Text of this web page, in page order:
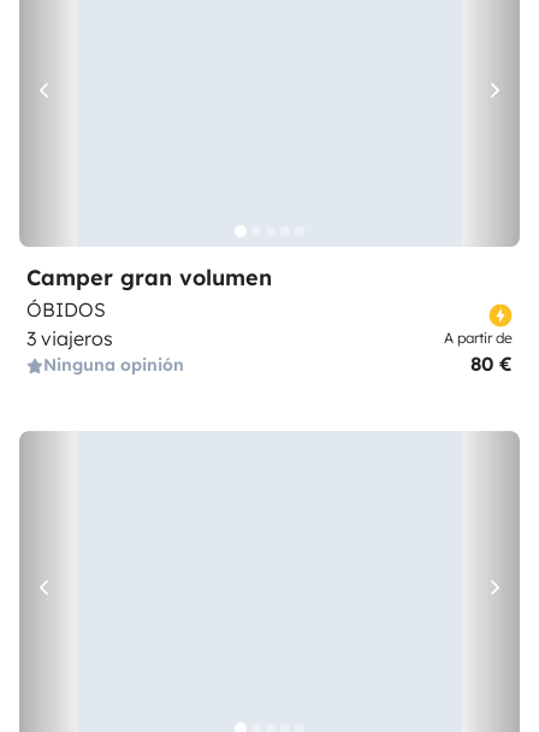
Camper gran volumen
ÓBIDOS
3 viajeros
Ninguna opinión
A partir de
80 €